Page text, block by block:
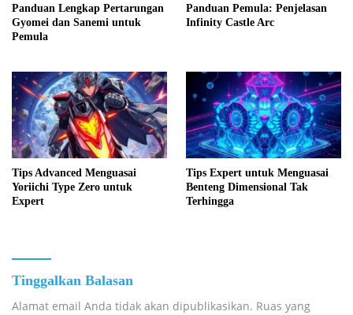
Panduan Lengkap Pertarungan
Gyomei dan Sanemi untuk
Pemula
Panduan Pemula: Penjelasan
Infinity Castle Arc
Tips Advanced Menguasai
Yoriichi Type Zero untuk
Expert
Tips Expert untuk Menguasai
Benteng Dimensional Tak
Terhingga
Tinggalkan Balasan
Alamat email Anda tidak akan dipublikasikan. Ruas yang